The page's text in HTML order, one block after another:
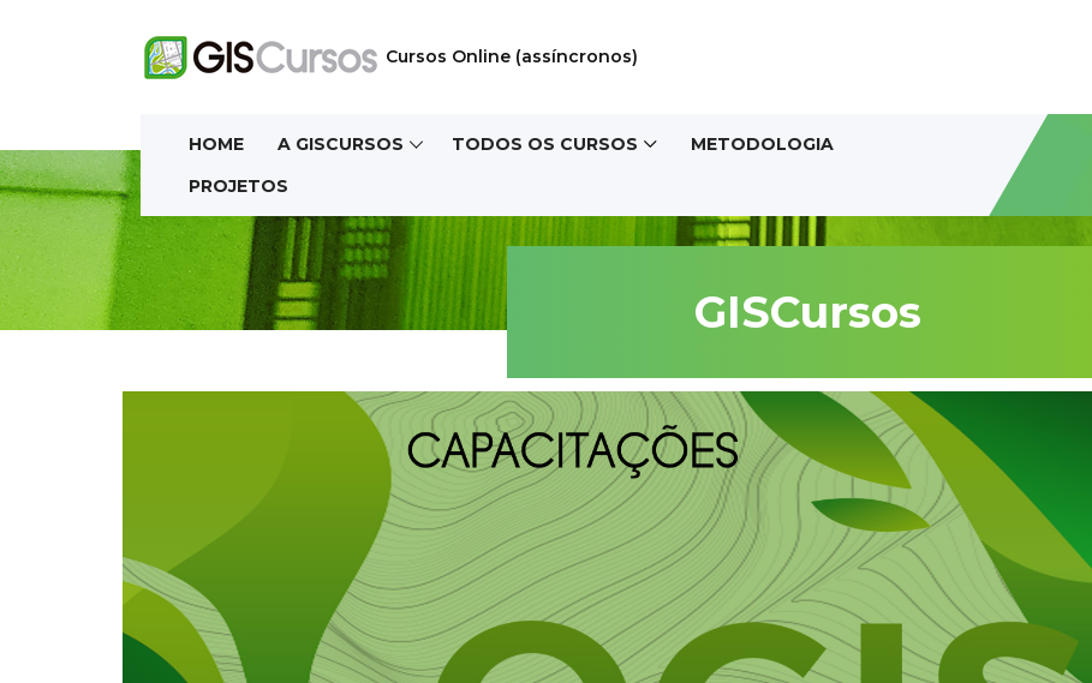
Cursos Online (assíncronos)
HOME A GISCURSOS TODOS OS CURSOS
METODOLOGIA
PROJETOS
GISCursos